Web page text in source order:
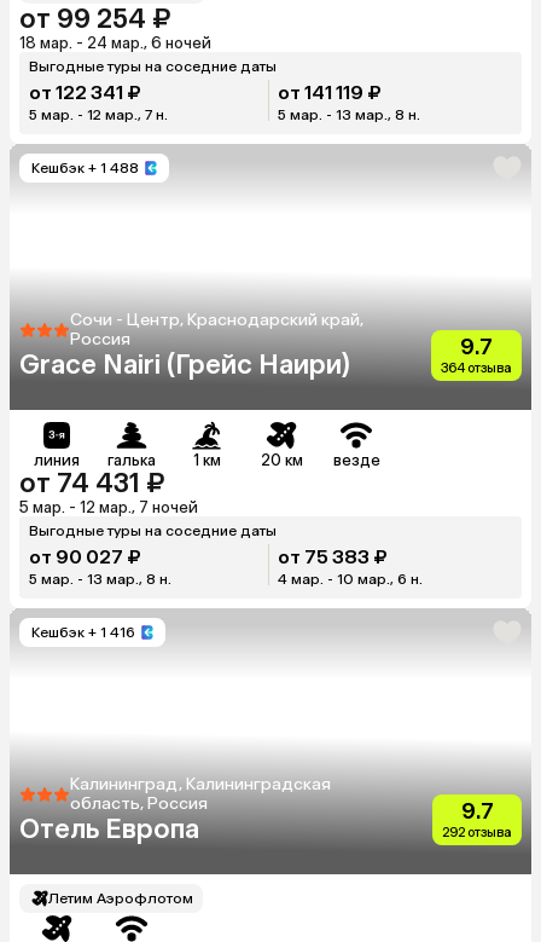
от 99 254 ₽
18 мар. - 24 мар., 6 ночей
Выгодные туры на соседние даты
от 122 341 ₽
5 мар. - 12 мар., 7 н.
от 141 119 ₽
5 мар. - 13 мар., 8 н.
Кешбэк + 1 488
Сочи - Центр, Краснодарский край,
Россия
Grace Nairi (Грейс Наири)
9.7
364 отзыва
линия галька 1 км 20 км везде
от 74 431 ₽
5 мар. - 12 мар., 7 ночей
Выгодные туры на соседние даты
от 90 027 ₽
5 мар. - 13 мар., 8 н.
от 75 383 ₽
4 мар. - 10 мар., 6 н.
Кешбэк + 1 416
Калининград, Калининградская
область, Россия
Отель Европа
9.7
292 отзыва
Летим Аэрофлотом